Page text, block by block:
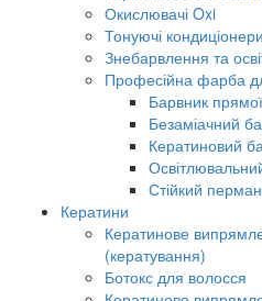
Окислювачі Oxi
Тонуючі
Знебарвлення та
Професійна фарба
Барвник прямої
Безаміачний
Кератиновий
Стійкий
Кератини
Кератинове
(кератування)
Ботокс для волосся